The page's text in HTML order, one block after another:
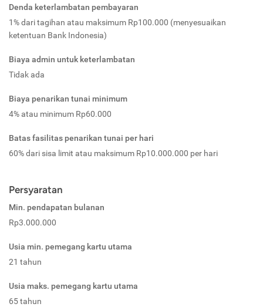
Denda keterlambatan pembayaran
1% dari tagihan atau maksimum Rp100.000 (menyesuaikan
ketentuan Bank Indonesia)
Biaya admin untuk keterlambatan
Tidak ada
Biaya penarikan tunai minimum
4% atau minimum Rp60.000
Batas fasilitas penarikan tunai per hari
60% dari sisa limit atau maksimum Rp10.000.000 per hari
Persyaratan
Min. pendapatan bulanan
Rp3.000.000
Usia min. pemegang kartu utama
21 tahun
Usia maks. pemegang kartu utama
65 tahun